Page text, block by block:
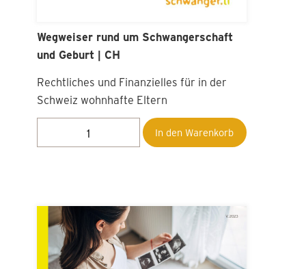
Wegweiser rund um Schwangerschaft
und Geburt | CH
Rechtliches und Finanzielles für in der
Schweiz wohnhafte Eltern
In den Warenkorb